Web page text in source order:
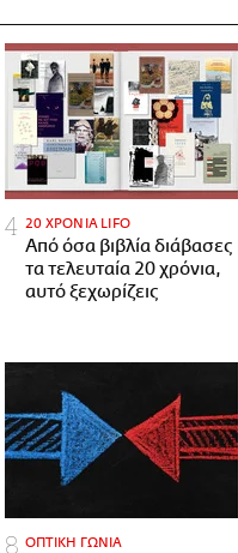
20 ΧΡΟΝΙΑ LIFO
Από όσα βιβλία διάβασες
τα τελευταία 20 χρόνια,
αυτό ξεχωρίζεις
ΟΠΤΙΚΗ ΓΩΝΙΑ